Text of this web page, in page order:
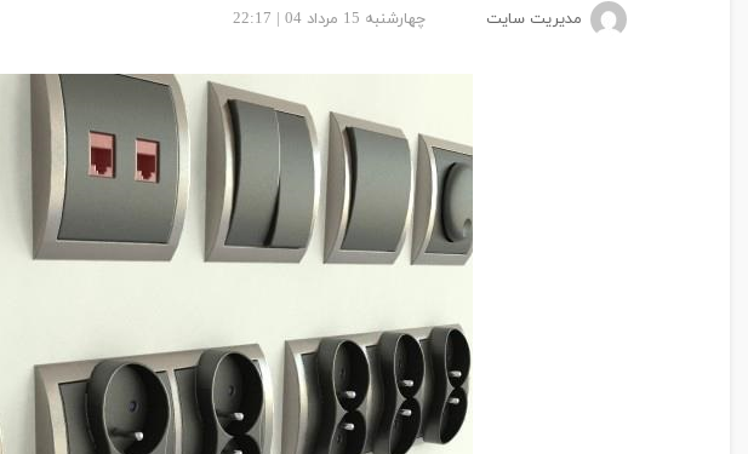
مدیریت سایت چهارشنبه 15 مرداد 04 | 22:17